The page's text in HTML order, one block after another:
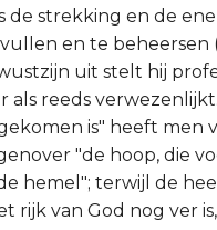
de strekking en de
en te beheersen
uit stelt hij
als reeds
is" heeft men
"de hoop, die
hemel"; terwijl de
rijk van God nog ver is,